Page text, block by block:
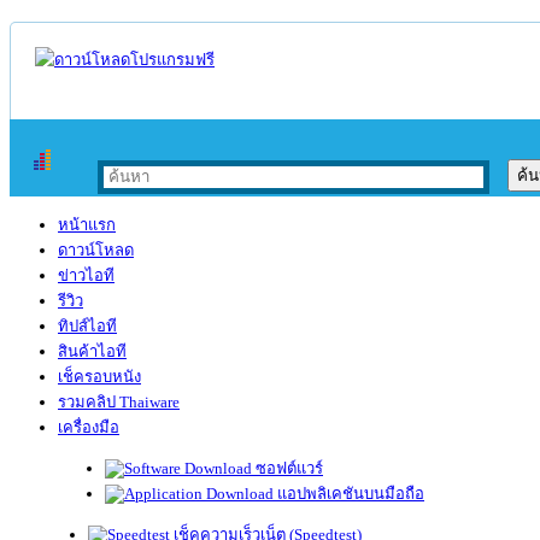
หน้าแรก
ดาวน์โหลด
ข่าวไอที
รีวิว
ทิปส์ไอที
สินค้าไอที
เช็ครอบหนัง
รวมคลิป Thaiware
เครื่องมือ
ซอฟต์แวร์
แอปพลิเคชันบนมือถือ
เช็คความเร็วเน็ต (Speedtest)